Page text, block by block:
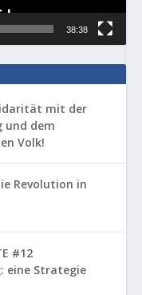
38:38
mit der
und dem
Volk!
Revolution in
#12
eine Strategie